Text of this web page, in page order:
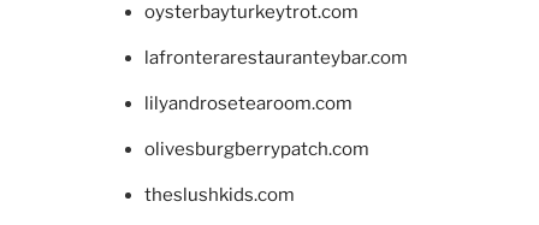
oysterbayturkeytrot.com
lafronterarestauranteybar.com
lilyandrosetearoom.com
olivesburgberrypatch.com
theslushkids.com